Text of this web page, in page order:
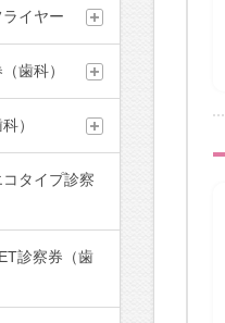
イヤー
歯科）
）
タイプ診察
診察券（歯